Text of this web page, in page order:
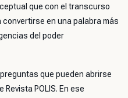
que con el transcurso
en una palabra más
del poder
que pueden abrirse
POLIS. En ese